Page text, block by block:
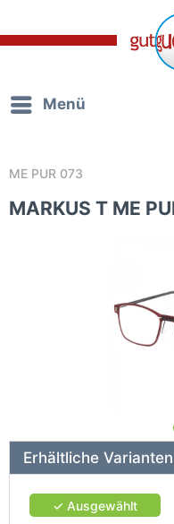
Menü
ME PUR 073
MARKUS T ME
Erhältliche Varianten
✓ Ausgewählt